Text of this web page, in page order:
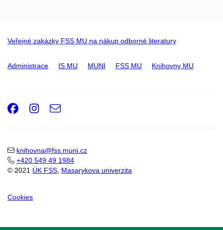
Veřejné zakázky FSS MU na nákup odborné literatury
Administrace IS MU MUNI FSS MU Knihovny MU
knihovna@fss.muni.cz
+420 549 49 1984
© 2021 ÚK FSS Masarykova univerzita
Cookies
Facebook
Instagram
e-